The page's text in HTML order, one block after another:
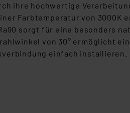
ihre hochwertige
Farbtemperatur von
sorgt für eine besonders
von 30° ermöglicht
einfach